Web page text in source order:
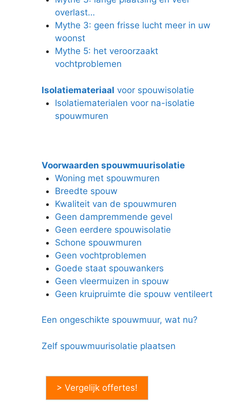
overlast…
Mythe 3: geen frisse lucht meer in uw
woonst
Mythe 5: het veroorzaakt
vochtproblemen
Isolatiemateriaal voor spouwisolatie
Isolatiematerialen voor na-isolatie
spouwmuren
Voorwaarden spouwmuurisolatie
Woning met spouwmuren
Breedte spouw
Kwaliteit van de spouwmuren
Geen dampremmende gevel
Geen eerdere spouwisolatie
Schone spouwmuren
Geen vochtproblemen
Goede staat spouwankers
Geen vleermuizen in spouw
Geen kruipruimte die spouw ventileert
Een ongeschikte spouwmuur, wat nu?
Zelf spouwmuurisolatie plaatsen
> Vergelijk offertes!